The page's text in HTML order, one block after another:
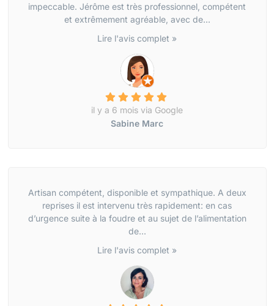
impeccable. Jérôme est très professionnel, compétent
et extrêmement agréable, avec de...
Lire l'avis complet »
il y a 6 mois via Google
Sabine Marc
Artisan compétent, disponible et sympathique. A deux
reprises il est intervenu très rapidement: en cas
d’urgence suite à la foudre et au sujet de l’alimentation
de...
Lire l'avis complet »